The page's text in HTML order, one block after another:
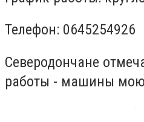
Телефон: 0645254926
Северодончане
работы - машины